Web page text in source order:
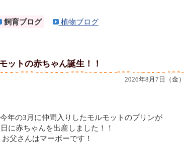
飼育ブログ 植物ブログ
トの赤ちゃん誕生！！
2026年8月7日（金）
年の3月に仲間入りしたモルモットのプリンが
に赤ちゃんを出産しました！！
お父さんはマーボーです！